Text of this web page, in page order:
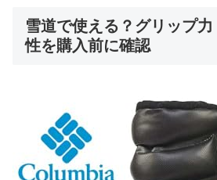
雪道で使える？グリップ
性を購入前に確認